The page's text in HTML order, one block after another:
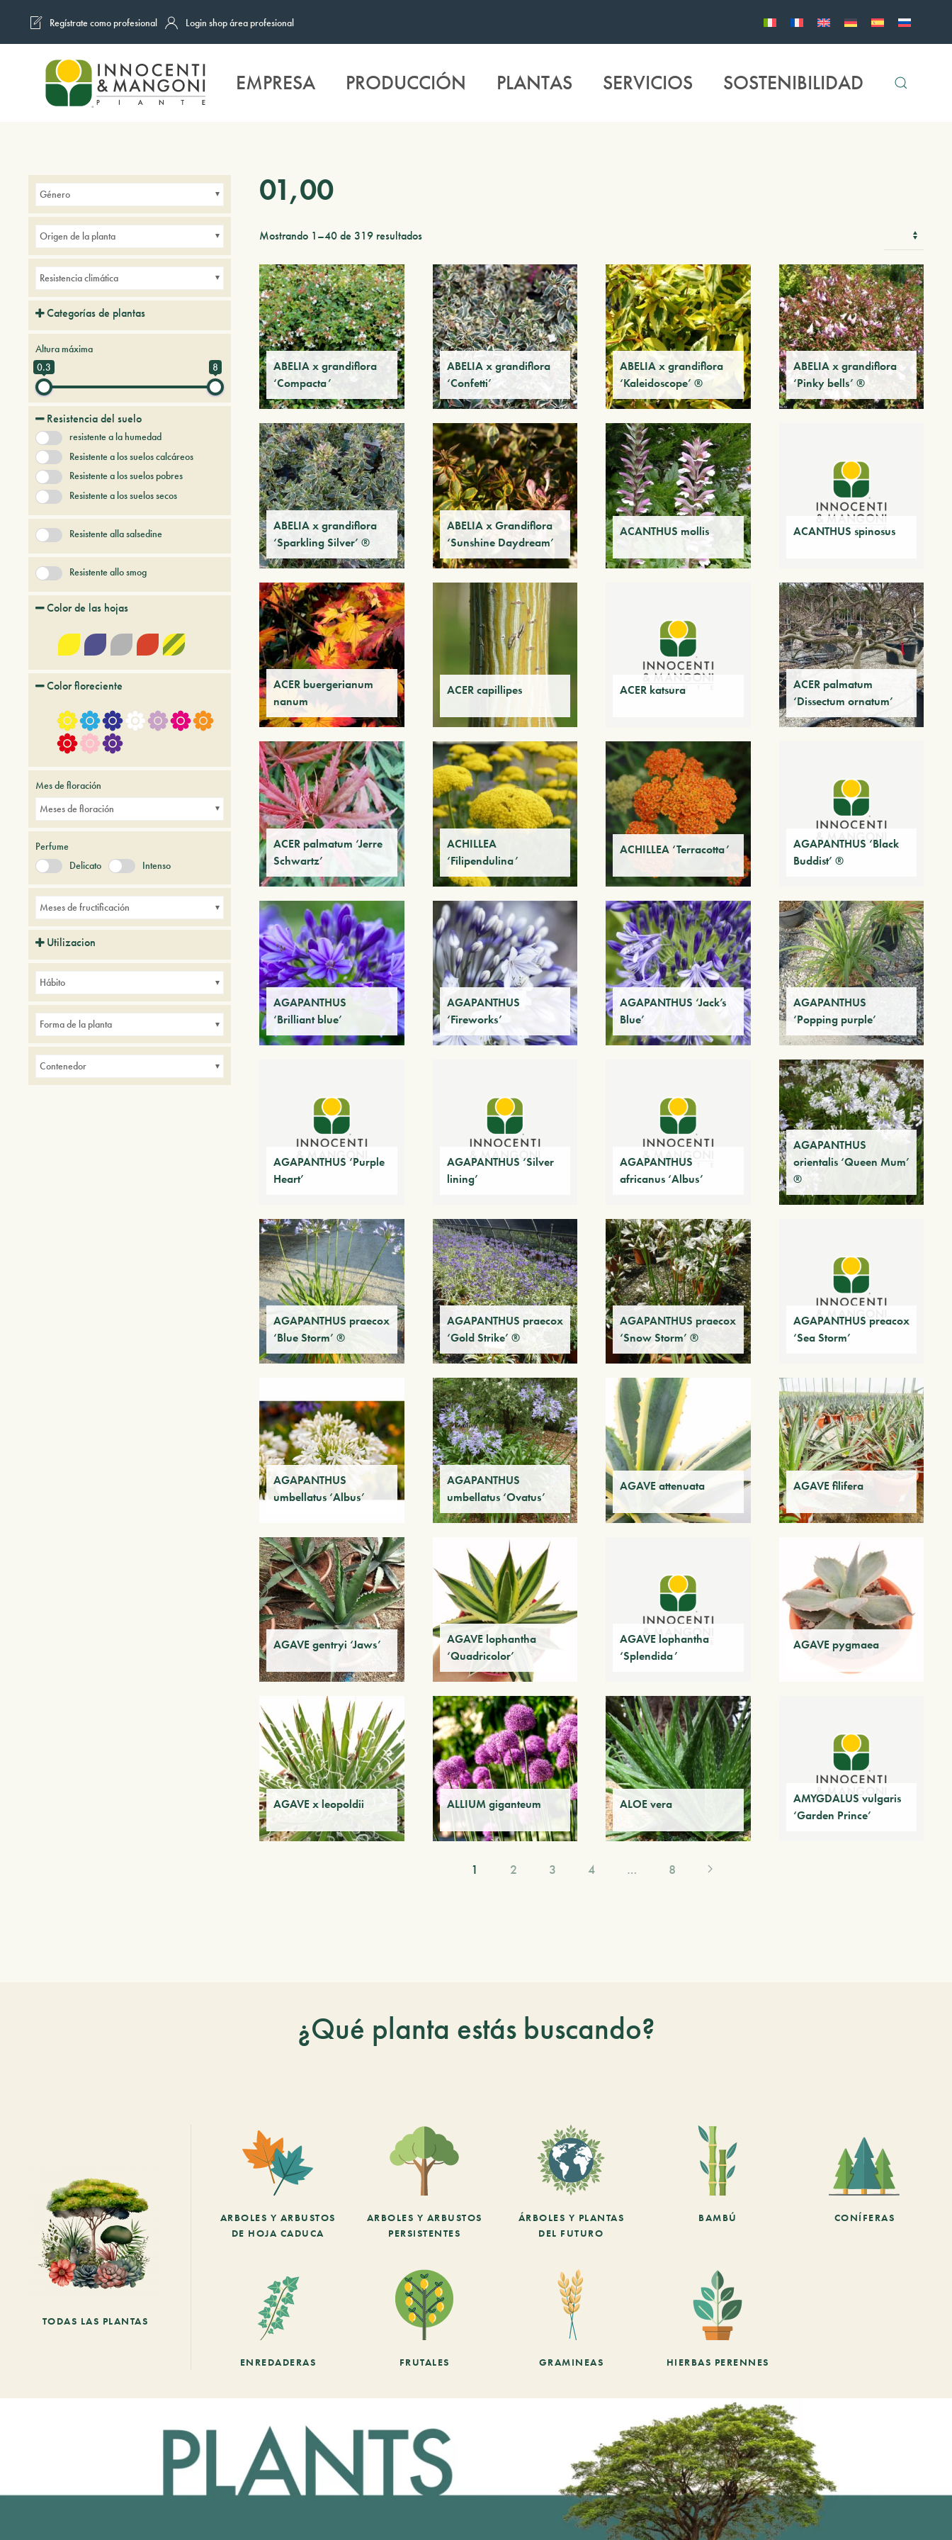
Skip to main content
Regístrate como profesional Login shop área profesional
EMPRESA PRODUCCIÓN PLANTAS SERVICIOS SOSTENIBILIDAD
01,00
Mostrando 1–40 de 319 resultados
ABELIA x grandiflora
‘Compacta’
ABELIA x grandiflora
‘Confetti’
ABELIA x grandiflora
‘Kaleidoscope’ ®
ABELIA x grandiflora
‘Pinky bells’ ®
ABELIA x grandiflora
‘Sparkling Silver’ ®
ABELIA x Grandiflora
‘Sunshine Daydream’
ACANTHUS mollis ACANTHUS spinosus
ACER buergerianum
nanum
ACER capillipes ACER katsura
ACER palmatum
‘Dissectum ornatum’
ACER palmatum ‘Jerre
Schwartz’
ACHILLEA
‘Filipendulina’
ACHILLEA ‘Terracotta’
AGAPANTHUS ‘Black
Buddist’ ®
AGAPANTHUS
‘Brilliant blue’
AGAPANTHUS
‘Fireworks’
AGAPANTHUS ‘Jack’s
Blue’
AGAPANTHUS
‘Popping purple’
AGAPANTHUS ‘Purple
Heart’
AGAPANTHUS ‘Silver
lining’
AGAPANTHUS
africanus ‘Albus’
AGAPANTHUS
orientalis ‘Queen Mum’
®
AGAPANTHUS praecox
‘Blue Storm’ ®
AGAPANTHUS praecox
‘Gold Strike’ ®
AGAPANTHUS praecox
‘Snow Storm’ ®
AGAPANTHUS preacox
‘Sea Storm’
AGAPANTHUS
umbellatus ‘Albus’
AGAPANTHUS
umbellatus ‘Ovatus’
AGAVE attenuata AGAVE filifera
AGAVE gentryi ‘Jaws’
AGAVE lophantha
‘Quadricolor’
AGAVE lophantha
‘Splendida’
AGAVE pygmaea
AGAVE x leopoldii ALLIUM giganteum ALOE vera
AMYGDALUS vulgaris
‘Garden Prince’
1 2 3 4 … 8
Género
Origen de la planta
Resistencia climática
Categorías de plantas
Arboles y arbustos persistentes
Árboles y plantas del futuro
Bambú
Coníferas
Enredaderas
Gramineas
+ Mostrar más
Altura máxima
0.3
8
Resistencia del suelo
resistente a la humedad
Resistente a los suelos calcáreos
Resistente a los suelos pobres
Resistente a los suelos secos
Resistente alla salsedine
Resistente allo smog
Color de las hojas
Color floreciente
Mes de floración
Meses de floración
Perfume
Delicato
Intenso
Meses de fructificación
Utilizacion
de interior
Parques
Pequeños jardines
Hábito
Forma de la planta
Contenedor
¿Qué planta estás buscando?
TODAS LAS PLANTAS
ARBOLES Y ARBUSTOS
DE HOJA CADUCA
ARBOLES Y ARBUSTOS
PERSISTENTES
ÁRBOLES Y PLANTAS
DEL FUTURO
BAMBÚ CONÍFERAS
ENREDADERAS FRUTALES GRAMINEAS HIERBAS PERENNES